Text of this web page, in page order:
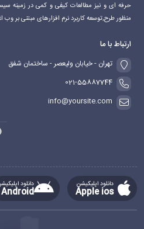
حرفه ای و نیز مطالعات کیفی و کمی در زمینه
منظور طرح,توسعه کاربرد نرم افزارهای مبتنی بر وب
ارتباط با ما
تهران - خیابان ولیعصر - ساختمان شفق
021-55887744
info@yoursite.com
دانلود اپلیکیشن
Apple ios
دانلود
Android